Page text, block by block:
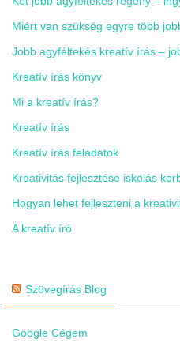
Miért van szükség egyre több
Jobb agyféltekés kreatív írás –
Kreatív írás könyv
Mi a kreatív írás?
Kreatív írás
Kreatív írás feladatok
Kreativitás fejlesztése iskolás
Hogyan lehet fejleszteni a
A kreatív író
Szövegírás Blog
Google Cégem